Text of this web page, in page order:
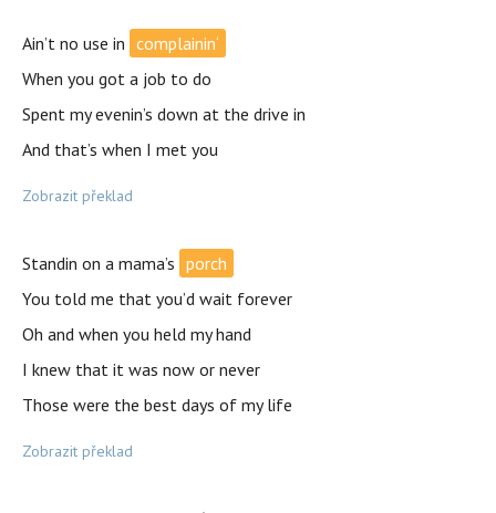
Ain’t no use in complainin‘
When you got a job to do
Spent my evenin’s down at the drive in
And that’s when I met you
Zobrazit překlad
Standin on a mama’s porch
You told me that you’d wait forever
Oh and when you held my hand
I knew that it was now or never
Those were the best days of my life
Zobrazit překlad